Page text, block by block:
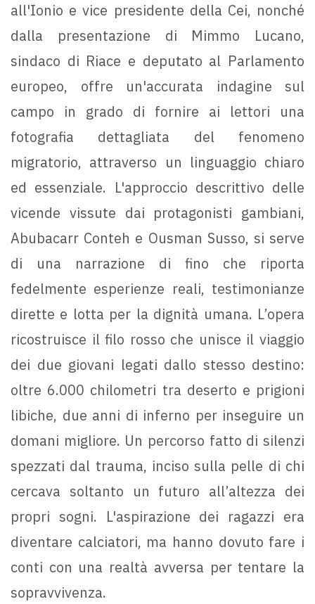
all'Ionio e vice presidente della Cei, nonché
dalla presentazione di Mimmo Lucano,
sindaco di Riace e deputato al Parlamento
europeo, offre un'accurata indagine sul
campo in grado di fornire ai lettori una
fotografia dettagliata del fenomeno
migratorio, attraverso un linguaggio chiaro
ed essenziale. L'approccio descrittivo delle
vicende vissute dai protagonisti gambiani,
Abubacarr Conteh e Ousman Susso, si serve
di una narrazione di fino che riporta
fedelmente esperienze reali, testimonianze
dirette e lotta per la dignità umana. L’opera
ricostruisce il filo rosso che unisce il viaggio
dei due giovani legati dallo stesso destino:
oltre 6.000 chilometri tra deserto e prigioni
libiche, due anni di inferno per inseguire un
domani migliore. Un percorso fatto di silenzi
spezzati dal trauma, inciso sulla pelle di chi
cercava soltanto un futuro all’altezza dei
propri sogni. L'aspirazione dei ragazzi era
diventare calciatori, ma hanno dovuto fare i
conti con una realtà avversa per tentare la
sopravvivenza.